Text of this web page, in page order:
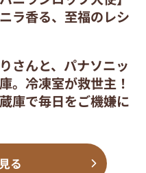
ラ香る、至福のレシ
さんと、パナソニッ
。冷凍室が救世主！
庫で毎日をご機嫌に
る